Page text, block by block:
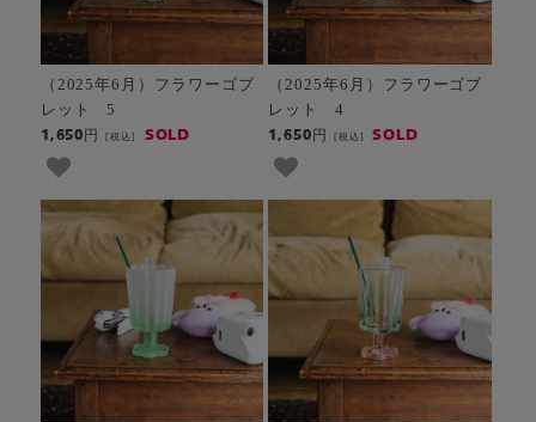
（2025年6月）フラワーゴブ
レット 5
1,650円[税込] SOLD
（2025年6月）フラワーゴブ
レット 4
1,650円 [税込] SOLD